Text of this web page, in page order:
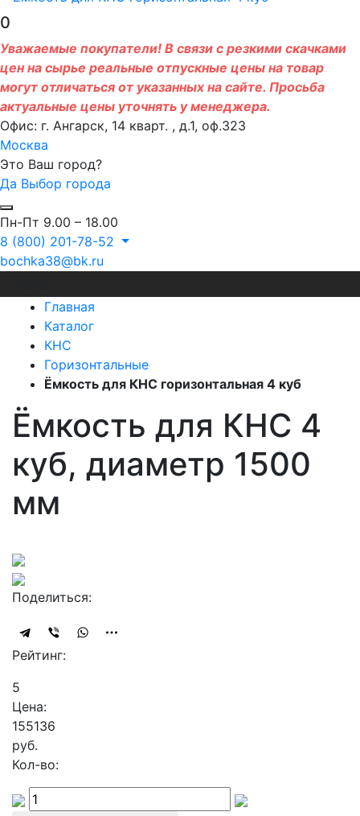
0
Уважаемые покупатели! В связи с резкими скачками
цен на сырье реальные отпускные цены на товар
могут отличаться от указанных на сайте. Просьба
актуальные цены уточнять у менеджера.
Офис: г. Ангарск, 14 кварт. , д.1, оф.323
Москва
Это Ваш город?
Да Выбор города
Пн-Пт 9.00 – 18.00
8 (800) 201-78-52
bochka38@bk.ru
Главная
Каталог
КНС
Горизонтальные
Ёмкость для КНС горизонтальная 4 куб
Ёмкость для КНС 4
куб, диаметр 1500
мм
Поделиться:
Рейтинг:
5
Цена:
155136
руб.
Кол-во: